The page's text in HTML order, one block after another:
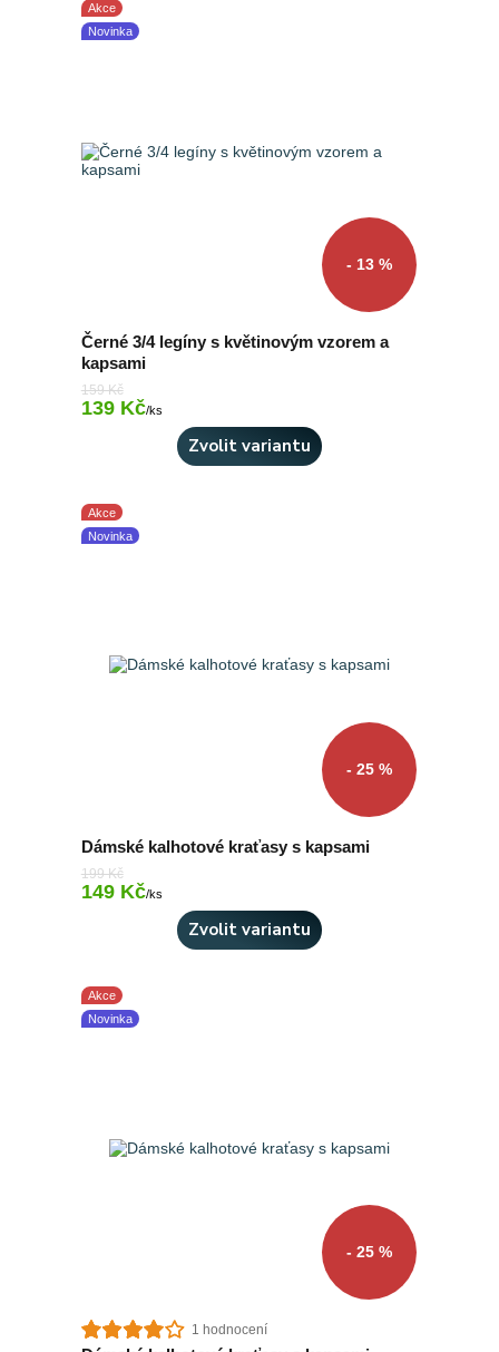
Akce
Novinka
- 13 %
Černé 3/4 legíny s květinovým vzorem a
kapsami
159 Kč
139 Kč/ks
Zvolit variantu
Akce
Novinka
- 25 %
Dámské kalhotové kraťasy s kapsami
199 Kč
149 Kč/ks
Zvolit variantu
Akce
Novinka
- 25 %
1 hodnocení